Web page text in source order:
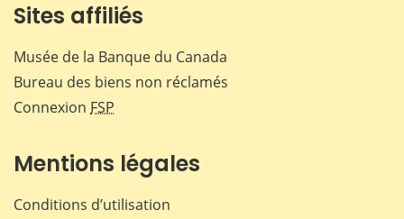
Sites affiliés
Musée de la Banque du Canada
Bureau des biens non réclamés
Connexion FSP
Mentions légales
Conditions d’utilisation